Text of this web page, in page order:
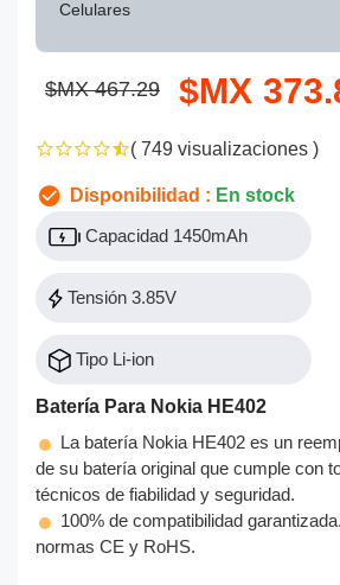
Celulares
$MX 467.29 $MX
( 749 visualizaciones )
Disponibilidad : En stock
Capacidad 1450mAh
Tensión 3.85V
Tipo Li-ion
Batería Para Nokia HE402
La batería Nokia HE402 es un
de su batería original que cumple con
técnicos de fiabilidad y seguridad.
100% de compatibilidad
normas CE y RoHS.